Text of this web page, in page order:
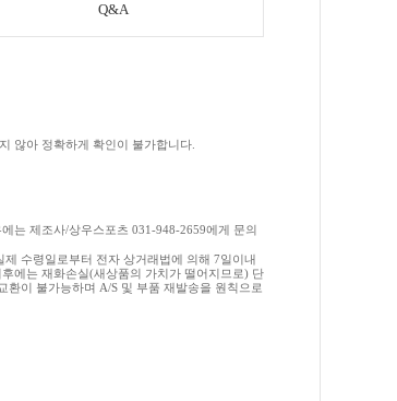
Q&A
않아 정확하게 확인이 불가합니다.
는 제조사/상우스포츠 031-948-2659에게 문의
제 수령일로부터 전자 상거래법에 의해 7일이내
에는 재화손실(새상품의 가치가 떨어지므로) 단
환이 불가능하며 A/S 및 부품 재발송을 원칙으로